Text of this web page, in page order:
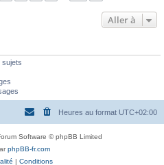
Aller à
sujets
Heures au format UTC+02:00
Software © phpBB Limited
phpBB-fr.com
| Conditions